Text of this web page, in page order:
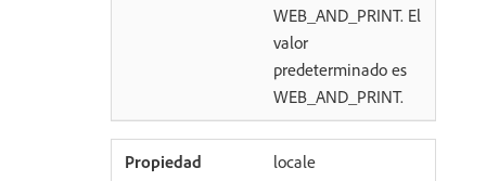
WEB_AND_PRINT. El
valor
predeterminado es
WEB_AND_PRINT.
locale